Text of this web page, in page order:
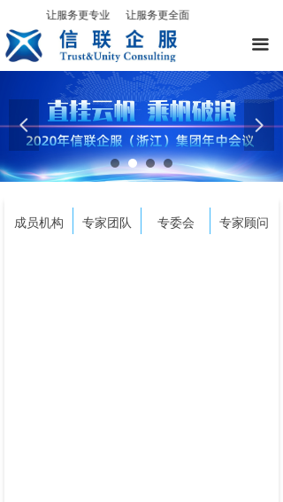
让服务更专业 让服务更全面
끀
넳 넲
成员机构 专家团队 专委会 专家顾问